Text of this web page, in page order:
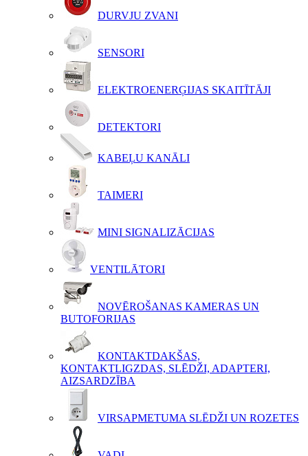
DURVJU ZVANI
SENSORI
ELEKTROENERĢIJAS SKAITĪTĀJI
DETEKTORI
KABEĻU KANĀLI
TAIMERI
MINI SIGNALIZĀCIJAS
VENTILĀTORI
NOVĒROŠANAS KAMERAS UN
BUTOFORIJAS
KONTAKTDAKŠAS,
KONTAKTLIGZDAS, SLĒDŽI, ADAPTERI,
AIZSARDZĪBA
VIRSAPMETUMA SLĒDŽI UN ROZETES